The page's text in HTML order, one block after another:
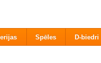
Spēles D-biedri